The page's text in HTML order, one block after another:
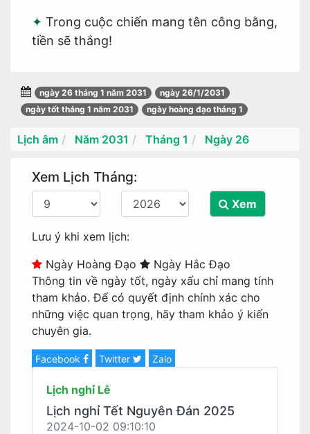
Trong cuộc chiến mang tên công bằng,
tiền sẽ thắng!
ngày 26 tháng 1 năm 2031
ngày 26/1/2031
ngày tốt tháng 1 năm 2031
ngày hoàng đạo tháng 1
Lịch âm Năm 2031 Tháng 1 Ngày 26
Xem Lịch Tháng:
Xem
Lưu ý khi xem lịch:
Ngày Hoàng Đạo
Ngày Hắc Đạo
Thông tin về ngày tốt, ngày xấu chỉ mang tính
tham khảo. Để có quyết định chính xác cho
những việc quan trọng, hãy tham khảo ý kiến
chuyên gia.
Facebook Twitter Zalo
Lịch nghỉ Lễ
Lịch nghỉ Tết Nguyên Đán 2025
2024-10-02 09:10:10